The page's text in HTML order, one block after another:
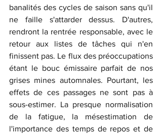
banalités des cycles de saison sans qu'il
ne faille s'attarder dessus. D'autres,
rendront la rentrée responsable, avec le
retour aux listes de tâches qui n'en
finissent pas. Le flux des préoccupations
étant le bouc émissaire parfait de nos
grises mines automnales. Pourtant, les
effets de ces passages ne sont pas à
sous-estimer. La presque normalisation
de la fatigue, la mésestimation de
l'importance des temps de repos et de